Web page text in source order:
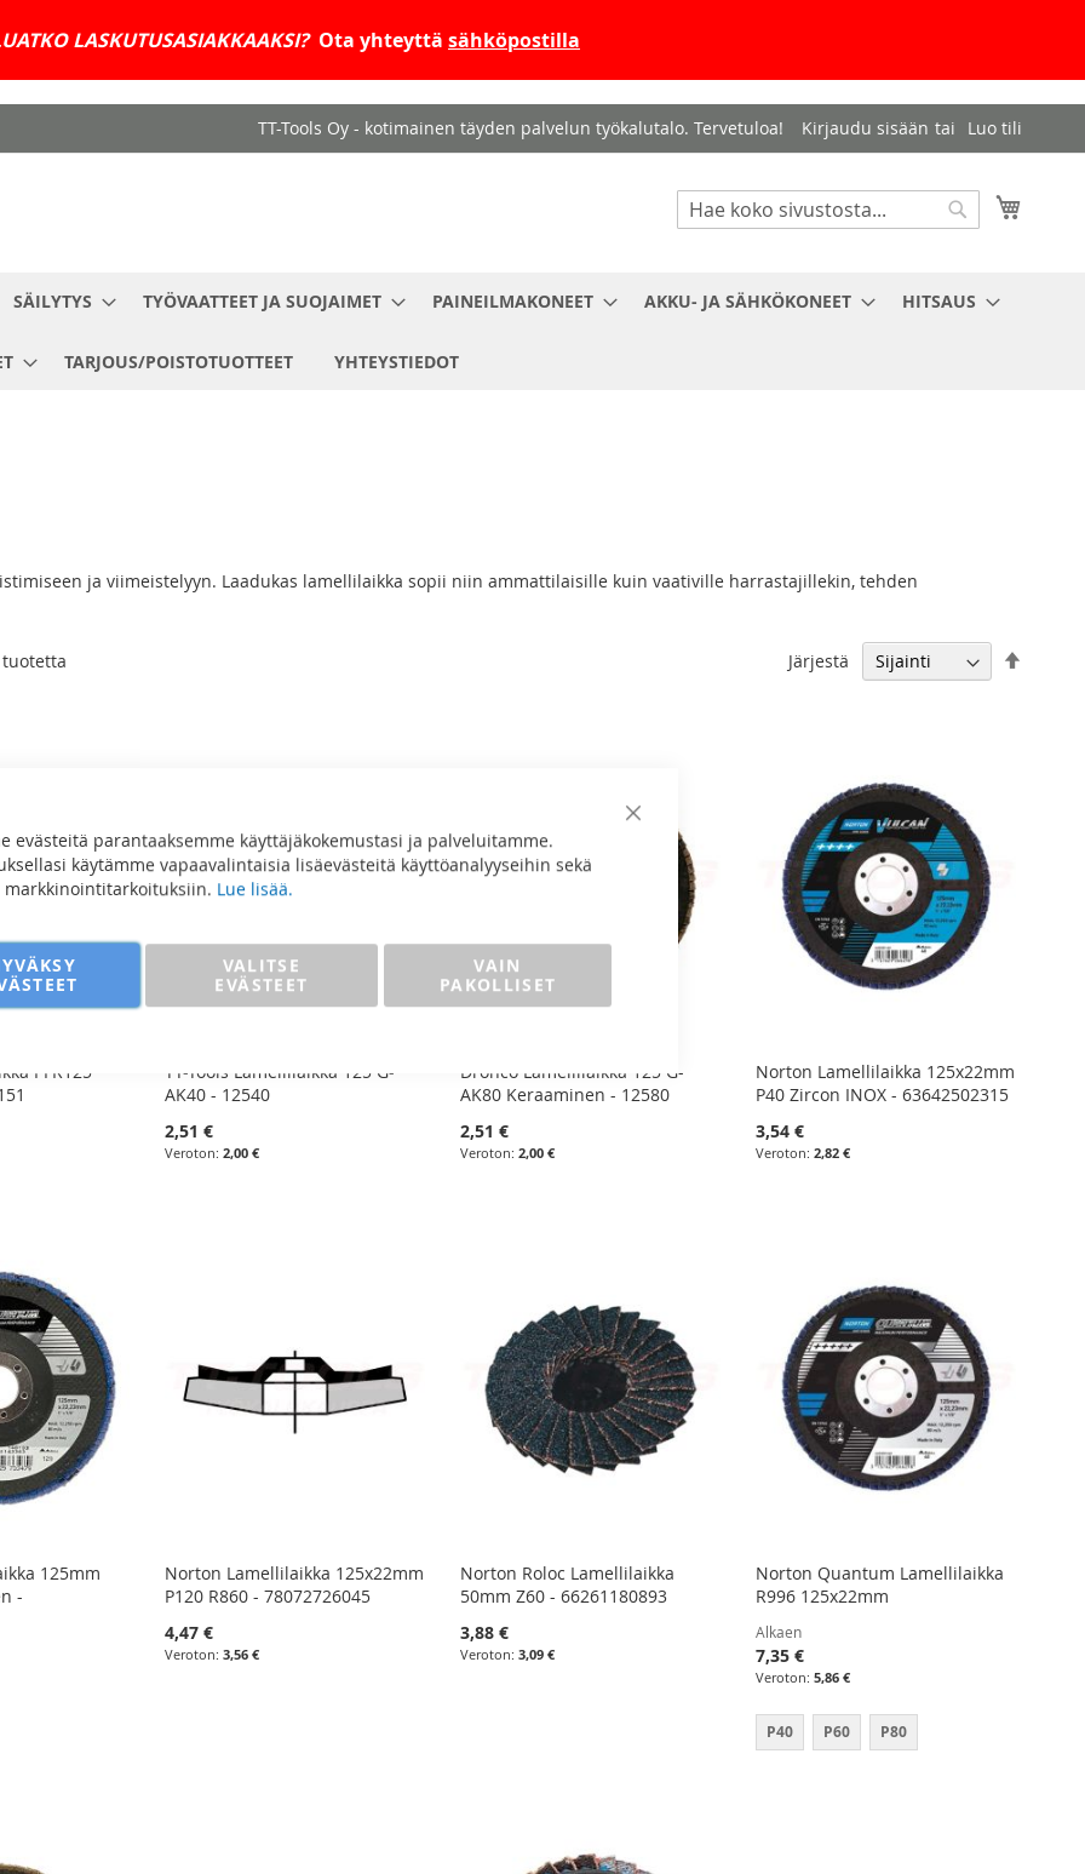
Sulje
evästeitä parantaaksemme käyttäjäkokemustasi ja palveluitamme.
käytämme vapaavalintaisia lisäevästeitä käyttöanalyyseihin sekä
markkinointitarkoituksiin. Lue lisää.
VALITSE
EVÄSTEET
VAIN
PAKOLLISET
LASKUTUSASIAKKAAKSI?Ota yhteyttä sähköpostilla
TT-Tools Oy - kotimainen täyden palvelun työkalutalo. Tervetuloa! Kirjaudu sisään Luo tili
Haku
Haku
SÄILYTYS TYÖVAATTEET JA SUOJAIMET PAINEILMAKONEET AKKU- JA SÄHKÖKONEET HITSAUS
TARJOUS/POISTOTUOTTEET YHTEYSTIEDOT
ja viimeistelyyn. Laadukas lamellilaikka sopii niin ammattilaisille kuin vaativille harrastajillekin, tehden
tuotetta Järjestä
PFR125
TT-Tools Lamellilaikka 125 G-
AK40 - 12540
2,51 €
2,00 €
Dronco Lamellilaikka 125 G-
AK80 Keraaminen - 12580
2,51 €
2,00 €
Norton Lamellilaikka 125x22mm
P40 Zircon INOX - 63642502315
3,54 €
2,82 €
125mm
-
Norton Lamellilaikka 125x22mm
P120 R860 - 78072726045
4,47 €
3,56 €
Norton Roloc Lamellilaikka
50mm Z60 - 66261180893
3,88 €
3,09 €
Norton Quantum Lamellilaikka
R996 125x22mm
Alkaen
7,35 €
5,86 €
P40 P60 P80